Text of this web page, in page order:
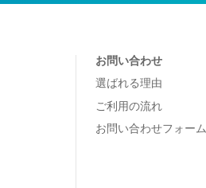
お問い合わせ
選ばれる理由
ご利用の流れ
お問い合わせフォーム